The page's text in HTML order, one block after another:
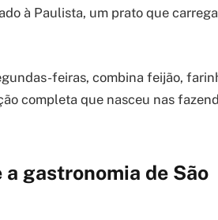
à Paulista, um prato que
feiras, combina feijão,
completa que nasceu nas
gastronomia de São